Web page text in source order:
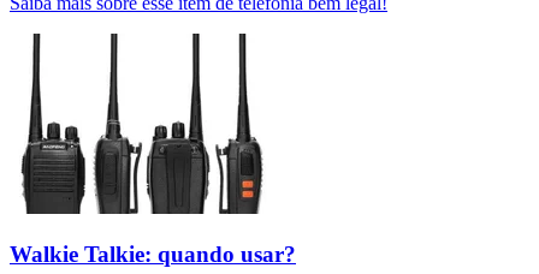
Walkie Talkie: quando usar?